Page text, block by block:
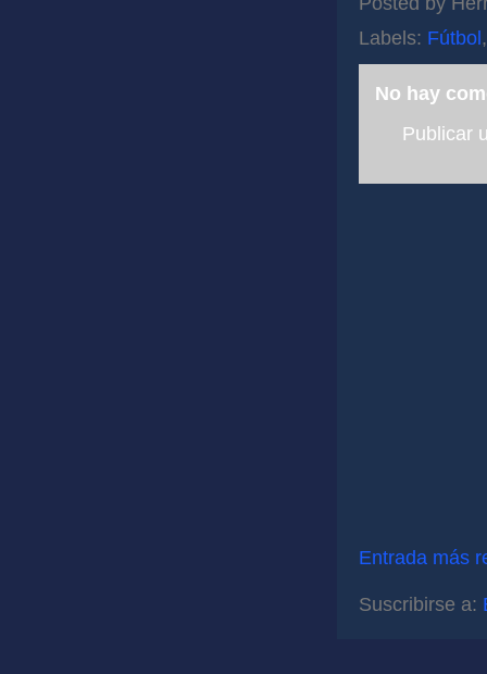
Labels: Fútbol
No hay
Publicar
Entrada más
Suscribirse a: